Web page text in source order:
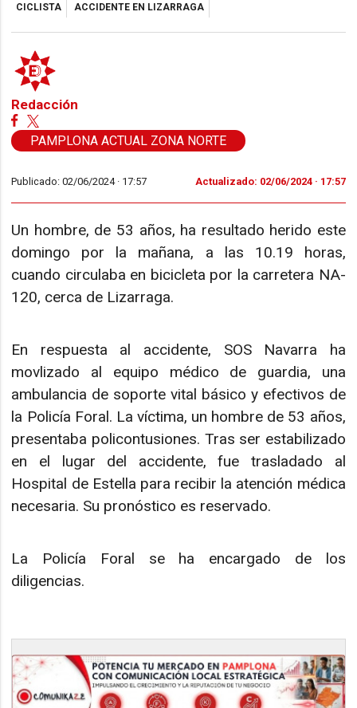
CICLISTA ACCIDENTE EN LIZARRAGA
Redacción
PAMPLONA ACTUAL ZONA NORTE
Publicado: 02/06/2024 · 17:57 Actualizado: 02/06/2024 · 17:57
Un hombre, de 53 años, ha resultado herido este
domingo por la mañana, a las 10.19 horas,
cuando circulaba en bicicleta por la carretera NA-
120, cerca de Lizarraga.
En respuesta al accidente, SOS Navarra ha
movlizado al equipo médico de guardia, una
ambulancia de soporte vital básico y efectivos de
la Policía Foral. La víctima, un hombre de 53 años,
presentaba policontusiones. Tras ser estabilizado
en el lugar del accidente, fue trasladado al
Hospital de Estella para recibir la atención médica
necesaria. Su pronóstico es reservado.
La Policía Foral se ha encargado de los
diligencias.